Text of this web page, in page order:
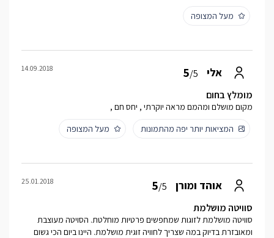
מעל המצופה
אלי 5/5
14.09.2018
מומלץ בחום
מקום מושלם ומהמם מראה יוקרתי , יחס חם ,
המציאות יותר יפה מהתמונות
מעל המצופה
אוהד ומורן 5/5
25.01.2018
סוויטה מושלמת
סוויטה מושלמת לזוגות שמחפשים פרטיות מוחלטת. הסויטה מעוצבת
ומאובזרת בדיוק במה שצריך לחוויה זוגית מושלמת. היינו ביום הכי גשום